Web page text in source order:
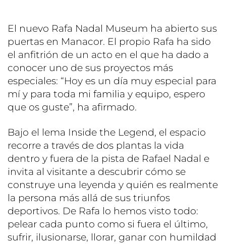
El nuevo Rafa Nadal Museum ha abierto sus
puertas en Manacor. El propio Rafa ha sido
el anfitrión de un acto en el que ha dado a
conocer uno de sus proyectos más
especiales: “Hoy es un día muy especial para
mí y para toda mi familia y equipo, espero
que os guste”, ha afirmado.
Bajo el lema Inside the Legend, el espacio
recorre a través de dos plantas la vida
dentro y fuera de la pista de Rafael Nadal e
invita al visitante a descubrir cómo se
construye una leyenda y quién es realmente
la persona más allá de sus triunfos
deportivos. De Rafa lo hemos visto todo:
pelear cada punto como si fuera el último,
sufrir, ilusionarse, llorar, ganar con humildad